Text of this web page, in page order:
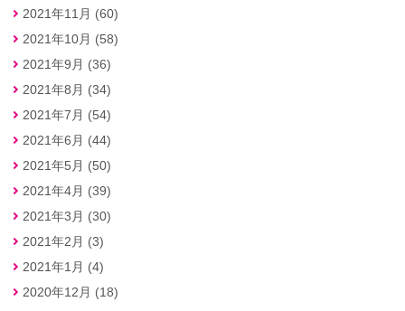
2021年11月 (60)
2021年10月 (58)
2021年9月 (36)
2021年8月 (34)
2021年7月 (54)
2021年6月 (44)
2021年5月 (50)
2021年4月 (39)
2021年3月 (30)
2021年2月 (3)
2021年1月 (4)
2020年12月 (18)